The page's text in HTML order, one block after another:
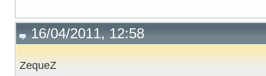
16/04/2011, 12:58
ZequeZ